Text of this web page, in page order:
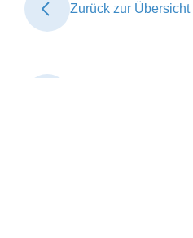
Zurück zur Übersicht